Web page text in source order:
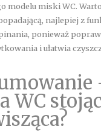
modelu miski WC.
najlepiej z
ponieważ
i ułatwia
WC